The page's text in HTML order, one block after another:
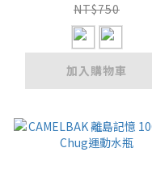
NT$750
加入購物車